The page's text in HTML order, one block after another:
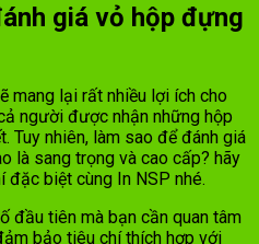
giá vỏ hộp đựng
mang lại rất nhiều lợi ích cho
người được nhận những hộp
Tuy nhiên, làm sao để đánh giá
là sang trọng và cao cấp? hãy
biệt cùng In NSP nhé.
đầu tiên mà bạn cần quan tâm
bảo tiêu chí thích hợp với